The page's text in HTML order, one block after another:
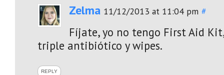
Zelma 11/12/2013 at 11:04 pm #
Fíjate, yo no tengo First Aid
triple antibiótico y wipes.
REPLY